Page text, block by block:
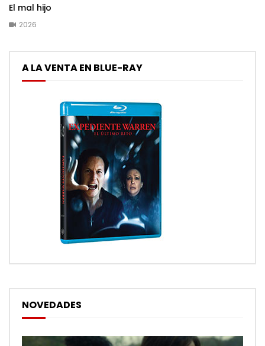
El mal hijo
2026
A LA VENTA EN BLUE-RAY
NOVEDADES